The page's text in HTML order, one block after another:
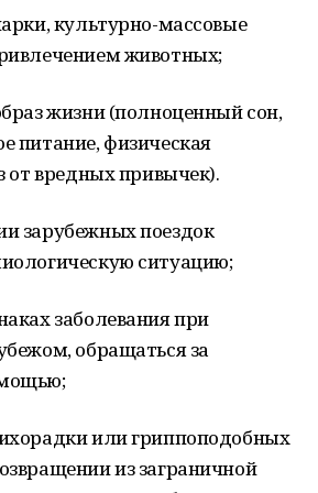
культурно-массовые
животных;
жизни (полноценный сон,
питание, физическая
от вредных привычек).
зарубежных поездок
ситуацию;
заболевания при
обращаться за
или гриппоподобных
из заграничной